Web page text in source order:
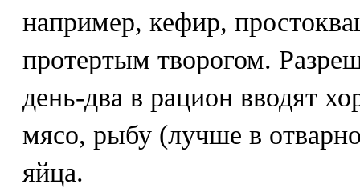
например, кефир,
протертым творогом.
день-два в рацион вводят
мясо, рыбу (лучше в
яйца.